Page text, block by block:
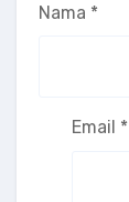
Nama *
Email *